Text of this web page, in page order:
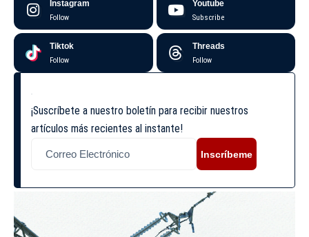
Instagram
Follow
Youtube
Subscribe
Tiktok
Follow
Threads
Follow
¡Suscríbete a nuestro boletín para recibir nuestros
artículos más recientes al instante!
Inscríbeme